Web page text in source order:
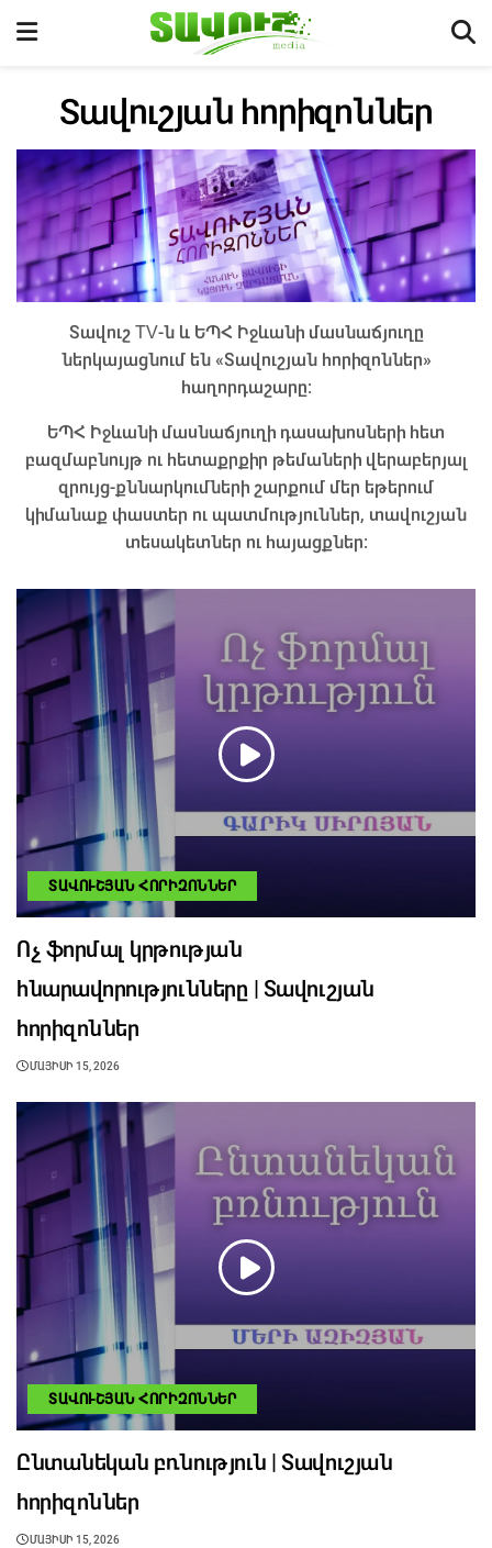
Տավուշյան հորիզոններ
Տավուշ TV-ն և ԵՊՀ Իջևանի մասնաճյուղը
ներկայացնում են «Տավուշյան հորիզոններ»
հաղորդաշարը։
ԵՊՀ Իջևանի մասնաճյուղի դասախոսների հետ
բազմաբնույթ ու հետաքրքիր թեմաների վերաբերյալ
զրույց-քննարկումների շարքում մեր եթերում
կիմանաք փաստեր ու պատմություններ, տավուշյան
տեսակետներ ու հայացքներ։
ՏԱՎՈՒՇՅԱՆ ՀՈՐԻԶՈՆՆԵՐ
Ոչ ֆորմալ կրթության
հնարավորությունները | Տավուշյան
հորիզոններ
ՄԱՅԻՍԻ 15, 2026
ՏԱՎՈՒՇՅԱՆ ՀՈՐԻԶՈՆՆԵՐ
Ընտանեկան բռնություն | Տավուշյան
հորիզոններ
ՄԱՅԻՍԻ 15, 2026